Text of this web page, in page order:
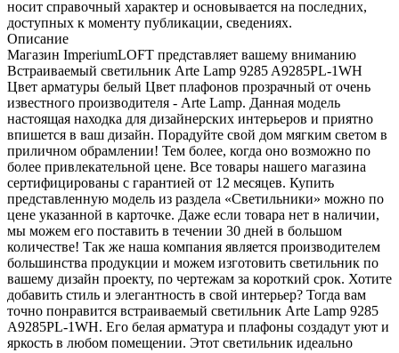
носит справочный характер и основывается на последних,
доступных к моменту публикации, сведениях.
Описание
Магазин ImperiumLOFT представляет вашему вниманию
Встраиваемый светильник Arte Lamp 9285 A9285PL-1WH
Цвет арматуры белый Цвет плафонов прозрачный от очень
известного производителя - Arte Lamp. Данная модель
настоящая находка для дизайнерских интерьеров и приятно
впишется в ваш дизайн. Порадуйте свой дом мягким светом в
приличном обрамлении! Тем более, когда оно возможно по
более привлекательной цене. Все товары нашего магазина
сертифицированы с гарантией от 12 месяцев. Купить
представленную модель из раздела «Светильники» можно по
цене указанной в карточке. Даже если товара нет в наличии,
мы можем его поставить в течении 30 дней в большом
количестве! Так же наша компания является производителем
большинства продукции и можем изготовить светильник по
вашему дизайн проекту, по чертежам за короткий срок. Хотите
добавить стиль и элегантность в свой интерьер? Тогда вам
точно понравится встраиваемый светильник Arte Lamp 9285
A9285PL-1WH. Его белая арматура и плафоны создадут уют и
яркость в любом помещении. Этот светильник идеально